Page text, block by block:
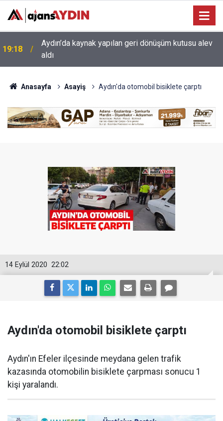
17:34 Aydın’da otomobil karşı şeritteki araca çarptı
Anasayfa Asayiş Aydın'da otomobil bisiklete çarptı
22:02
14 Eylül 2020
Aydın'da otomobil bisiklete çarptı
Aydın'ın Efeler ilçesinde meydana gelen trafik
kazasında otomobilin bisiklete çarpması sonucu 1
kişi yaralandı.